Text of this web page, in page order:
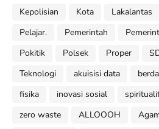
Kepolisian
Kota Lakalantas
Pelajar.
Pemerintah
Pokitik
Polsek Proper
Teknologi
akuisisi data
fisika
inovasi sosial
zero waste
ALLOOOH